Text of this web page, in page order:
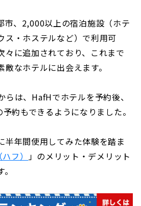
市、2,000以上の宿泊施設（ホテ
ス・ホステルなど）で利用可
々に追加されており、これまで
なホテルに出会えます。
らは、HafHでホテルを予約後、
約もできるようになりました。
半年間使用してみた体験を踏ま
フ）
」のメリット・デメリット